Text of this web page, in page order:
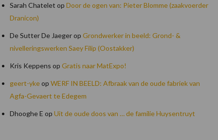
Sarah Chatelet op Door de ogen van: Pieter Blomme (zaakvoerder
Dranicon)
De Sutter De Jaegerop Grondwerker in beeld: Grond- &
nivelleringswerken Saey Filip (Oostakker)
Kris Keppens op Gratis naar MatExpo!
geert-ykeop WERF IN BEELD: Afbraak van de oude fabriek van
Agfa-Gevaert te Edegem
Dhooghe E op Uit de oude doos van … de familie Huysentruyt